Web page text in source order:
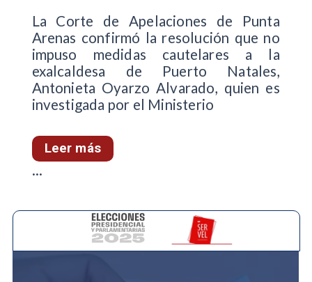
La Corte de Apelaciones de Punta
Arenas confirmó la resolución que no
impuso medidas cautelares a la
exalcaldesa de Puerto Natales,
Antonieta Oyarzo Alvarado, quien es
investigada por el Ministerio
Leer más
...